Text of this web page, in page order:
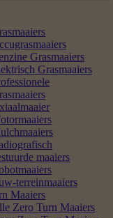
Grasmaaiers
Grasmaaiers
maaiers
terreinmaaiers
Maaiers
Zero Turn Maaiers